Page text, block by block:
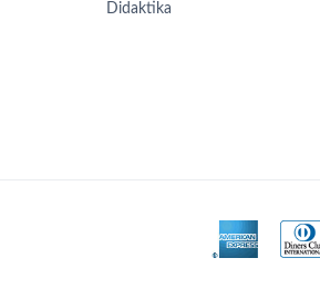
Didaktika